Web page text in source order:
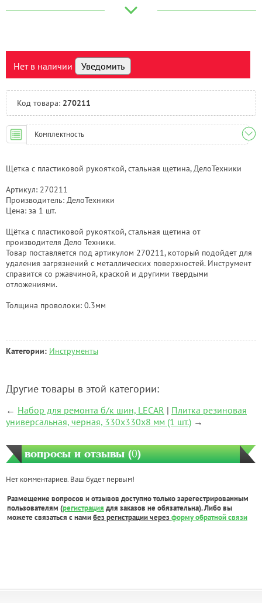
Под заказ
Под заказ
Тюмень:
Под заказ
Нет в наличии Уведомить
Код товара: 270211
Комплектность
Щетка с пластиковой рукояткой, стальная щетина, ДелоТехники
Артикул: 270211
Производитель: ДелоТехники
Цена: за 1 шт.
Щётка с пластиковой рукояткой, стальная щетина от
производителя Дело Техники.
Товар поставляется под артикулом 270211, который подойдет для
удаления загрязнений с металлических поверхностей. Инструмент
справится со ржавчиной, краской и другими твердыми
отложениями.
Толщина проволоки: 0.3мм
Категории: Инструменты
Другие товары в этой категории:
← Набор для ремонта б/к шин, LECAR | Плитка резиновая
универсальная, черная, 330х330х8 мм (1 шт.) →
вопросы и отзывы (0)
Нет комментариев. Ваш будет первым!
Размещение вопросов и отзывов доступно только зарегестрированным
пользователям (регистрация для заказов не обязательна). Либо вы
можете связаться с намибез регистрации через форму обратной связи